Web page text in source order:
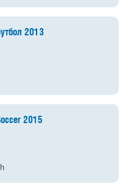
2013
2015